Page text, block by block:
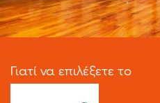
Γιατί να επιλέξετε το